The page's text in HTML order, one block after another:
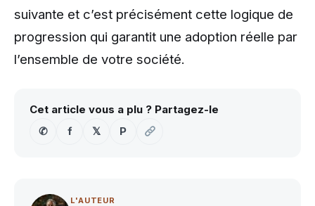
suivante et c’est précisément cette logique de
progression qui garantit une adoption réelle par
l’ensemble de votre société.
Cet article vous a plu ? Partagez-le
✆
f 𝕏 P
L'AUTEUR